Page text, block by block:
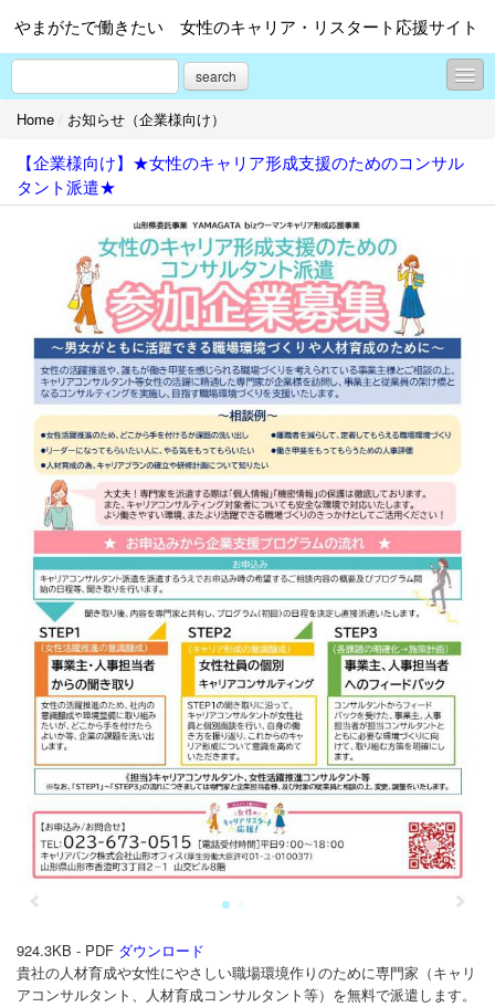
やまがたで働きたい 女性のキャリア・リスタート応援サイト
search
お知らせ
お知らせ（企業様向け）
イベント
イベント（企業様向け）
インターンシップ
インターンシップ（企業様向け）
大切なお知らせ（求職者向け）
大切なお知らせ（企業様向け）
プロフィール
お問合せ
Home / お知らせ（企業様向け）
【企業様向け】★女性のキャリア形成支援のためのコンサル
タント派遣★
924.3KB - PDF ダウンロード
貴社の人材育成や女性にやさしい職場環境作りのために専門家（キャリ
アコンサルタント、人材育成コンサルタント等）を無料で派遣します。